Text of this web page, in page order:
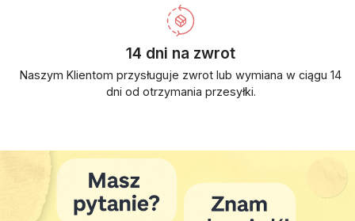
14 dni na zwrot
Naszym Klientom przysługuje zwrot lub wymiana w ciągu 14
dni od otrzymania przesyłki.